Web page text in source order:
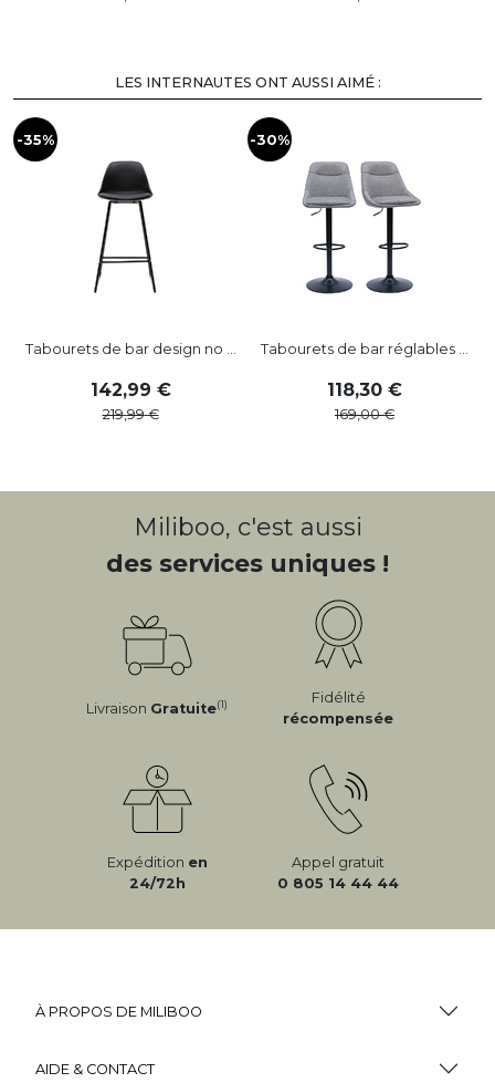
LES INTERNAUTES ONT AUSSI AIMÉ :
-35%
Tabourets de bar design no ...
142,99
219,99
-30%
Tabourets de bar réglables ...
118,30
169,00
Miliboo, c'est aussi
des services uniques !
Livraison Gratuite(1)
Fidélité
récompensée
Expédition en
24/72h
Appel gratuit
0 805 14 44 44
À PROPOS DE MILIBOO
AIDE & CONTACT